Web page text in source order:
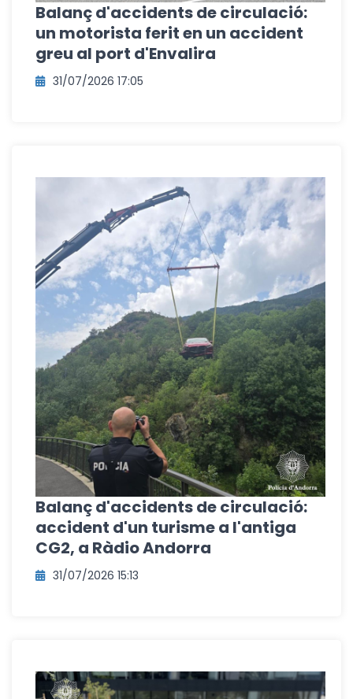
Balanç d'accidents de circulació:
un motorista ferit en un accident
greu al port d'Envalira
31/07/2026 17:05
Balanç d'accidents de circulació:
accident d'un turisme a l'antiga
CG2, a Ràdio Andorra
31/07/2026 15:13